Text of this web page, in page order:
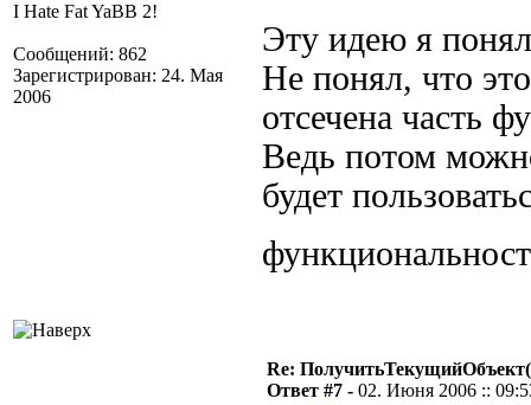
I Hate Fat YaBB 2!
Сообщений: 862
Зарегистрирован: 24. Мая
2006
Эту идею я
Не понял, что
отсечена часть
Ведь потом
будет
Re:
Ответ #7 - 02. Июня 2006 ::